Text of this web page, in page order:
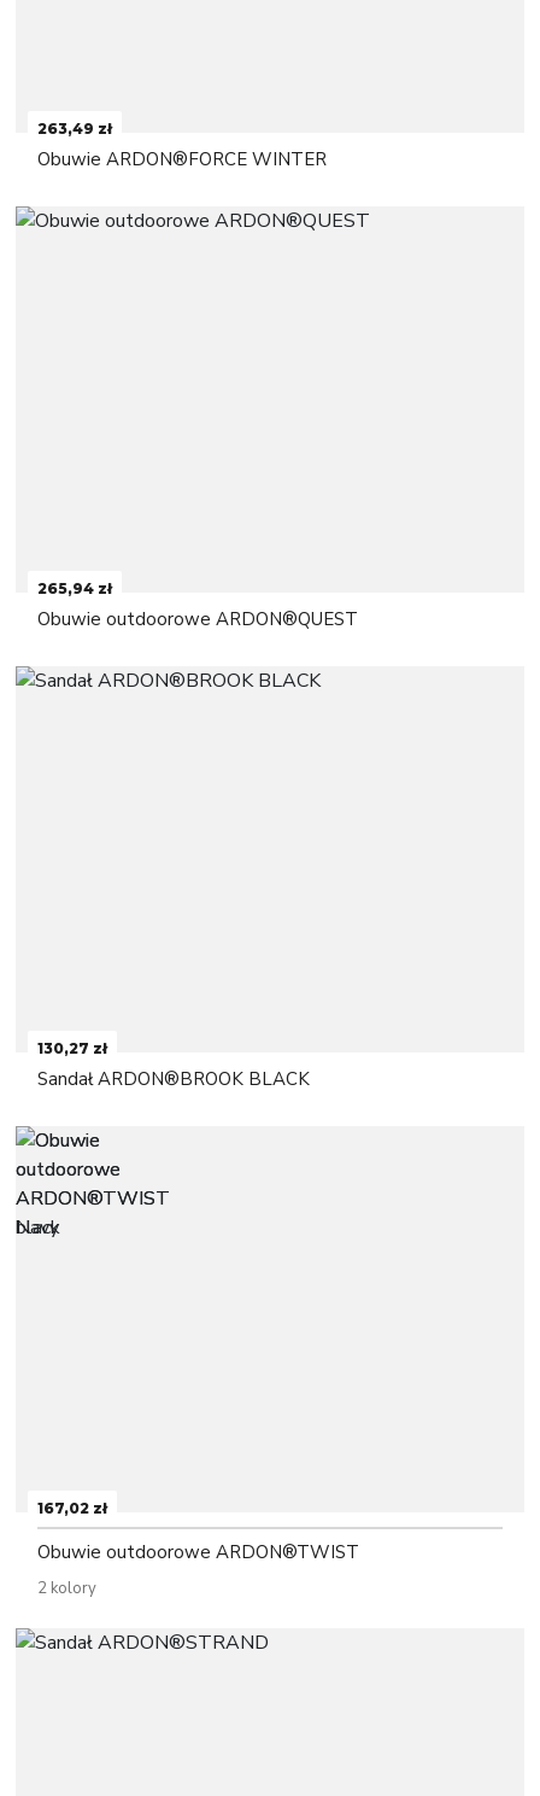
263,49 zł
Obuwie ARDON®FORCE WINTER
265,94 zł
Obuwie outdoorowe ARDON®QUEST
130,27 zł
Sandał ARDON®BROOK BLACK
167,02 zł
Obuwie outdoorowe ARDON®TWIST
2 kolory